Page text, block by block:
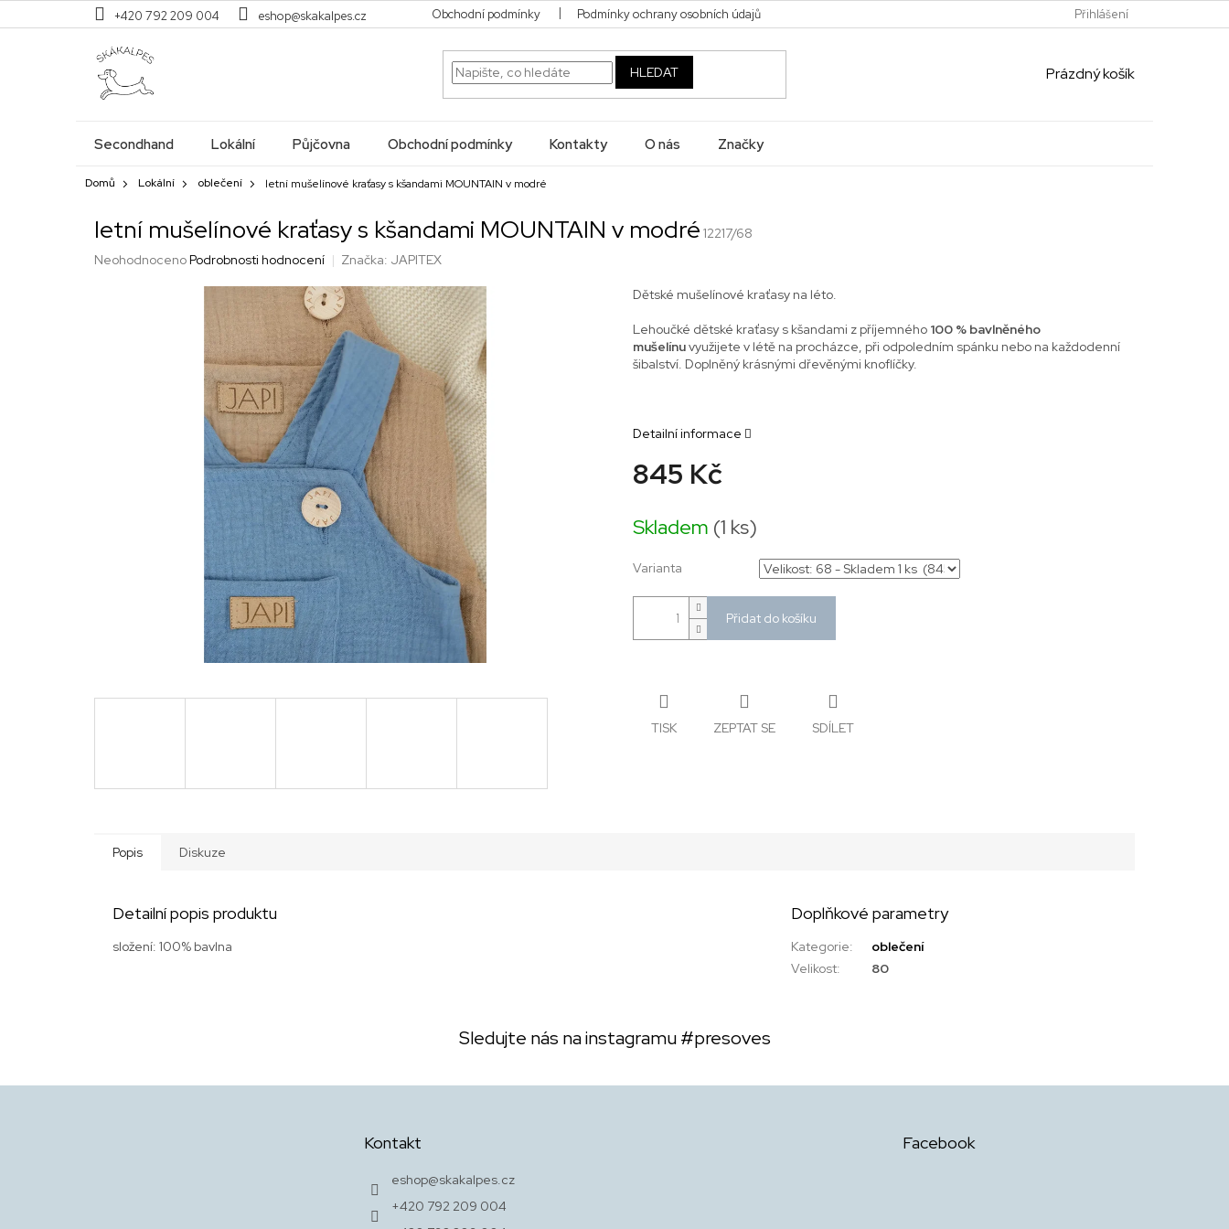
na
+420 792 209 004 eshop@skakalpes.cz Obchodní podmínky Podmínky ochrany osobních údajů Přihlášení
HLEDAT
NÁKUPNÍ
Prázdný košík
Secondhand Lokální Půjčovna Obchodní podmínky Kontakty O nás Značky
Domů Lokální oblečení letní mušelínové kraťasy s kšandami MOUNTAIN v modré
letní mušelínové kraťasy s kšandami MOUNTAIN v modré 12217/68
Průměrné
NeohodnocenoPodrobnosti hodnocení Značka: JAPITEX
845 Kč
cena:
Skladem (1 ks)
Varianta
Přidat do košíku
Dětské mušelínové kraťasy na léto.
Lehoučké dětské kraťasy s kšandami z příjemného 100 % bavlněného
mušelínuvyužijete v létě na procházce, při odpoledním spánku nebo na každodenní
šibalství. Doplněný krásnými dřevěnými knoflíčky.
Detailní informace
TISK ZEPTAT SE SDÍLET
Popis Diskuze
Detailní popis produktu
složení: 100% bavlna
Doplňkové parametry
Kategorie:
oblečení
Velikost: 80
Sledujte nás na instagramu#presoves
Kontakt
eshop@skakalpes.cz
+420 792 209 004
Facebook